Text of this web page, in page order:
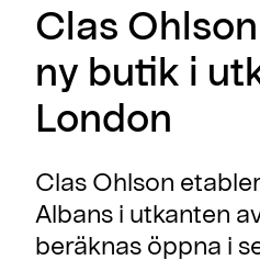
Clas
ny butik i
London
Clas Ohlson
Albans i utkanten
beräknas öppna i